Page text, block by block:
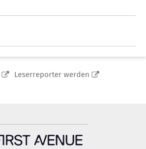
Leserreporter werden